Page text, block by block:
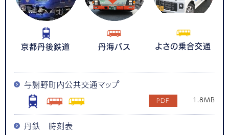
京都丹後鉄道 丹海バス よさの乗合交通
与謝野町内公共交通マップ
1.8MB
丹鉄 時刻表